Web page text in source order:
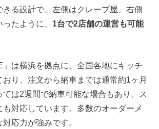
きる設計で、左側はクレープ屋、右側
たように、 1台で2店舗の運営も可能
」は横浜を拠点に、全国各地にキッチ
おり、注文から納車までは通常約1ヶ月
ては2週間で納車可能な場合もあり、ス
も対応しています。多数のオーダーメ
応力が強みです。